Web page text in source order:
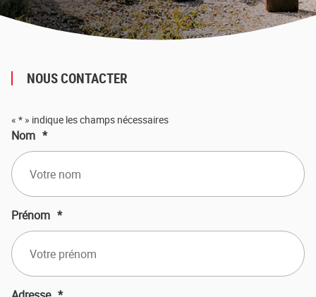
NOUS CONTACTER
« * » indique les champs nécessaires
Nom *
Prénom *